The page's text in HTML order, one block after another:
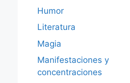
Humor
Literatura
Magia
Manifestaciones y
concentraciones